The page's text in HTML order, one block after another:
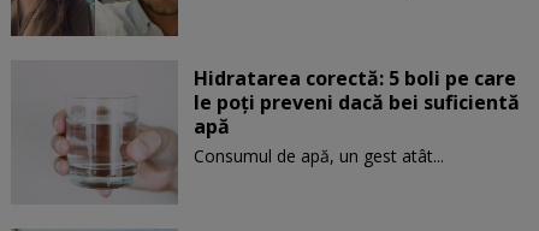
Hidratarea corectă: 5 boli pe care
le poți preveni dacă bei suficientă
apă
Consumul de apă, un gest atât...